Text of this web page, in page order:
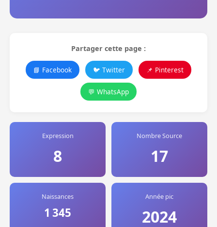
Partager cette page :
📘 Facebook 🐦 Twitter 📌 Pinterest
💬 WhatsApp
Expression
8
Nombre Source
17
Naissances
1 345
Année pic
2024